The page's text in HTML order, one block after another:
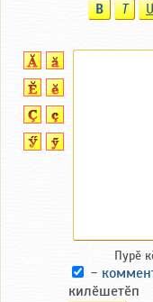
B T U
Пурӗ
-
килӗшетӗп